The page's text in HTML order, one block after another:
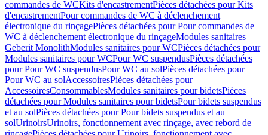
commandes de WCKits d'encastrementPièces détachées pour Kits
d'encastrementPour commandes de WC à déclenchement
électronique du rinçagePièces détachées pour Pour commandes de
WC à déclenchement électronique du rinçageModules sanitaires
Geberit MonolithModules sanitaires pour WCPièces détachées pour
Modules sanitaires pour WCPour WC suspendusPièces détachées
pour Pour WC suspendusPour WC au solPièces détachées pour
Pour WC au solAccessoiresPièces détachées pour
AccessoiresConsommablesModules sanitaires pour bidetsPièces
détachées pour Modules sanitaires pour bidetsPour bidets suspendus
et au solPièces détachées pour Pour bidets suspendus et au
solUrinoirsUrinoirs, fonctionnement avec rinçage, avec rebord de